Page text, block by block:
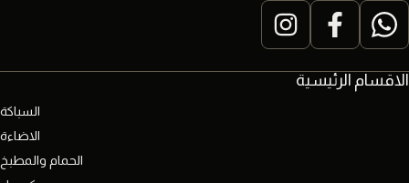
الاقسام الرئيسية
السباكة
الاضاءة
الحمام والمطبخ